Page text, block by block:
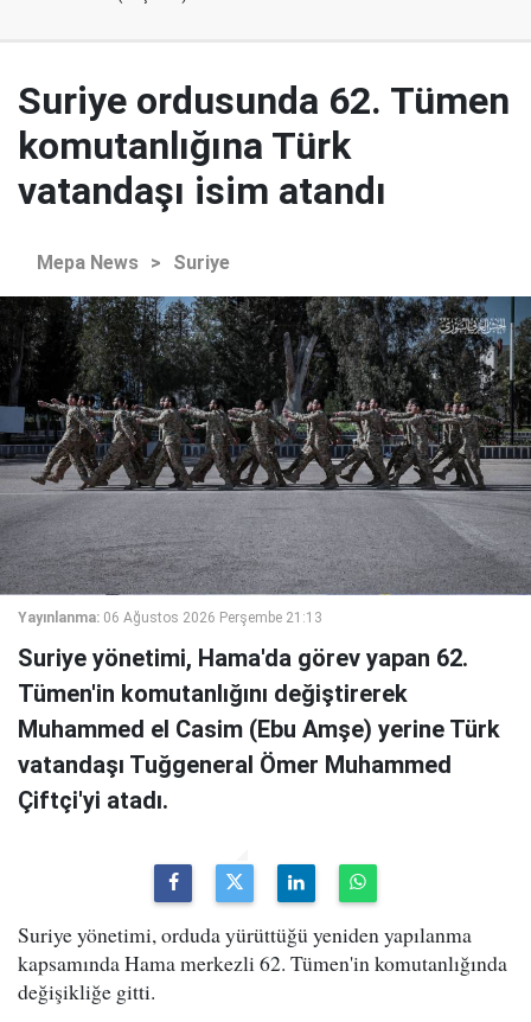
Suriye ordusunda 62. Tümen
komutanlığına Türk
vatandaşı isim atandı
Mepa News > Suriye
Yayınlanma: 06 Ağustos 2026 Perşembe 21:13
Suriye yönetimi, Hama'da görev yapan 62.
Tümen'in komutanlığını değiştirerek
Muhammed el Casim (Ebu Amşe) yerine Türk
vatandaşı Tuğgeneral Ömer Muhammed
Çiftçi'yi atadı.
Suriye yönetimi, orduda yürüttüğü yeniden yapılanma
kapsamında Hama merkezli 62. Tümen'in komutanlığında
değişikliğe gitti.